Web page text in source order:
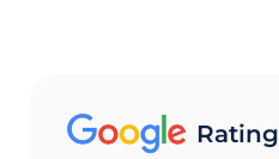
Rating